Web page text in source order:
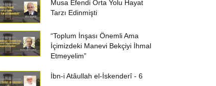
Musa Efendi Orta Yolu Hayat
Tarzı Edinmişti
“Toplum İnşası Önemli Ama
İçimizdeki Manevi Bekçiyi İhmal
Etmeyelim”
İbn-i Atâullah el-İskenderî - 6